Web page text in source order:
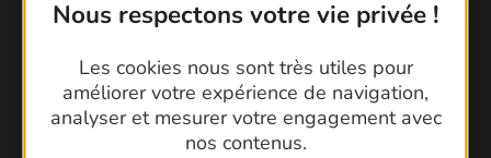
Nous respectons votre vie privée !
Les cookies nous sont très utiles pour
améliorer votre expérience de navigation,
analyser et mesurer votre engagement avec
nos contenus.